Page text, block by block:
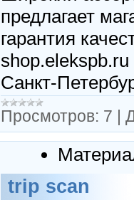
предлагает
гарантия
Санкт-
Просмотров: 7 |
trip scan